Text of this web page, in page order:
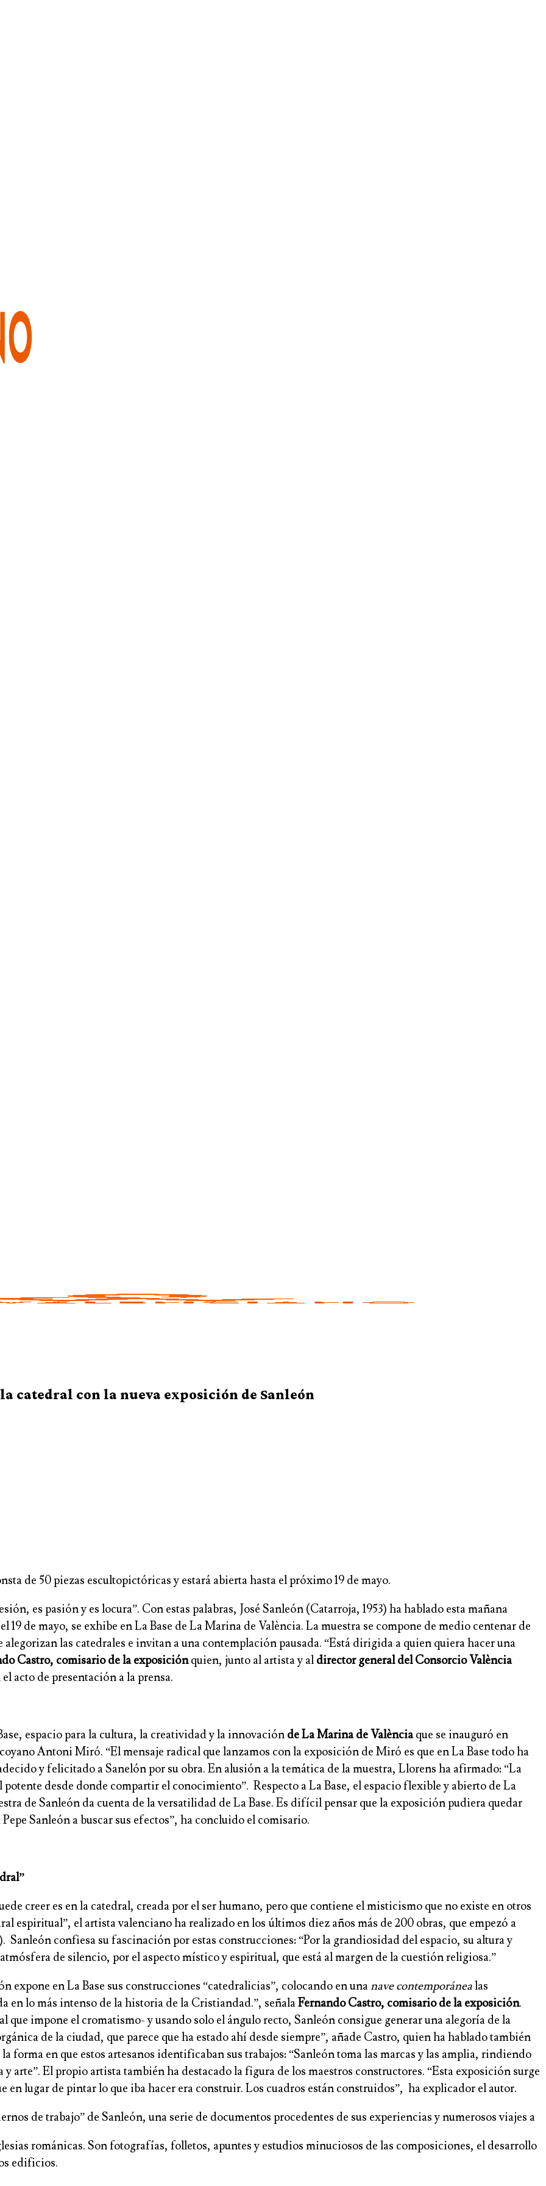
catedral con la nueva exposición de Sanleón
de 50 piezas escultopictóricas y estará abierta hasta el próximo 19 de mayo.
es pasión y es locura”. Con estas palabras, José Sanleón (Catarroja, 1953) ha hablado esta mañana
19 de mayo, se exhibe en La Base de La Marina de València. La muestra se compone de medio centenar de
las catedrales e invitan a una contemplación pausada. “Está dirigida a quien quiera hacer una
Castro, comisario de la exposiciónquien, junto al artista y al director general del Consorcio València
acto de presentación a la prensa.
espacio para la cultura, la creatividad y la innovación de La Marina de Valènciaque se inauguró en
Antoni Miró. “El mensaje radical que lanzamos con la exposición de Miró es que en La Base todo ha
y felicitado a Sanelón por su obra. En alusión a la temática de la muestra, Llorens ha afirmado: “La
desde donde compartir el conocimiento”. Respecto a La Base, el espacio flexible y abierto de La
de Sanleón da cuenta de la versatilidad de La Base. Es difícil pensar que la exposición pudiera quedar
Sanleón a buscar sus efectos”, ha concluido el comisario.
creer es en la catedral, creada por el ser humano, pero que contiene el misticismo que no existe en otros
espiritual”, el artista valenciano ha realizado en los últimos diez años más de 200 obras, que empezó a
Sanleón confiesa su fascinación por estas construcciones: “Por la grandiosidad del espacio, su altura y
de silencio, por el aspecto místico y espiritual, que está al margen de la cuestión religiosa.”
en La Base sus construcciones “catedralicias”, colocando en una nave contemporánealas
en lo más intenso de la historia de la Cristiandad.”, señalaFernando Castro, comisario de la exposición.
que impone el cromatismo- y usando solo el ángulo recto, Sanleón consigue generar una alegoría de la
de la ciudad, que parece que ha estado ahí desde siempre”, añade Castro, quien ha hablado también
forma en que estos artesanos identificaban sus trabajos: “Sanleón toma las marcas y las amplia, rindiendo
arte”. El propio artista también ha destacado la figura de los maestros constructores. “Esta exposición surge
en lugar de pintar lo que iba hacer era construir. Los cuadros están construidos”, ha explicador el autor.
de trabajo” de Sanleón, una serie de documentos procedentes de sus experiencias y numerosos viajes a
románicas. Son fotografías, folletos, apuntes y estudios minuciosos de las composiciones, el desarrollo
edificios.